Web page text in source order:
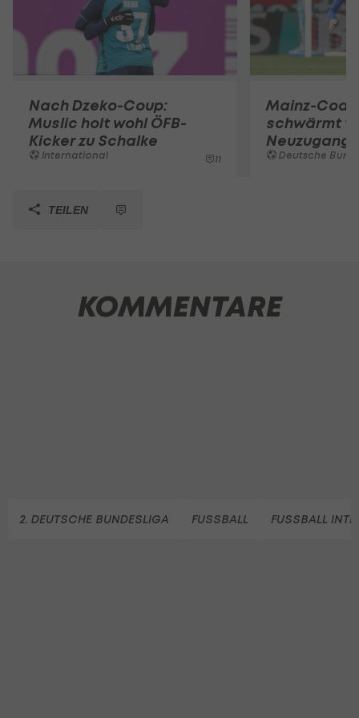
Nach Dzeko-Coup:
Muslic holt wohl ÖFB-
Kicker zu Schalke
International 11
Mainz-
schwärmt
Neuzugang
Deutsche
TEILEN
KOMMENTARE
2. DEUTSCHE BUNDESLIGA FUSSBALL FUSSBALL